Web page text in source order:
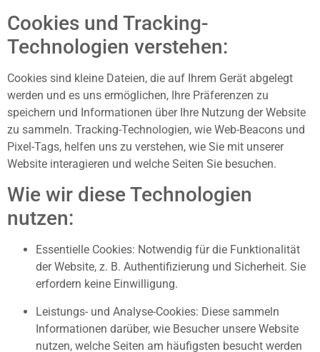
Cookies und Tracking-
Technologien verstehen:
Cookies sind kleine Dateien, die auf Ihrem Gerät abgelegt
werden und es uns ermöglichen, Ihre Präferenzen zu
speichern und Informationen über Ihre Nutzung der Website
zu sammeln. Tracking-Technologien, wie Web-Beacons und
Pixel-Tags, helfen uns zu verstehen, wie Sie mit unserer
Website interagieren und welche Seiten Sie besuchen.
Wie wir diese Technologien
nutzen:
Essentielle Cookies: Notwendig für die Funktionalität
der Website, z. B. Authentifizierung und Sicherheit. Sie
erfordern keine Einwilligung.
Leistungs- und Analyse-Cookies: Diese sammeln
Informationen darüber, wie Besucher unsere Website
nutzen, welche Seiten am häufigsten besucht werden